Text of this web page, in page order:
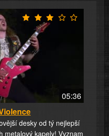
05:36
desky od tý nejlepší
metalový kapely! Vyznam